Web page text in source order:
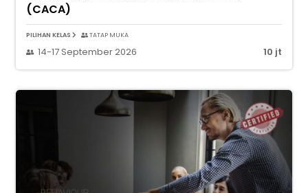
(CACA)
PILIHAN KELAS TATAP MUKA
14-17 September 2026 10 jt